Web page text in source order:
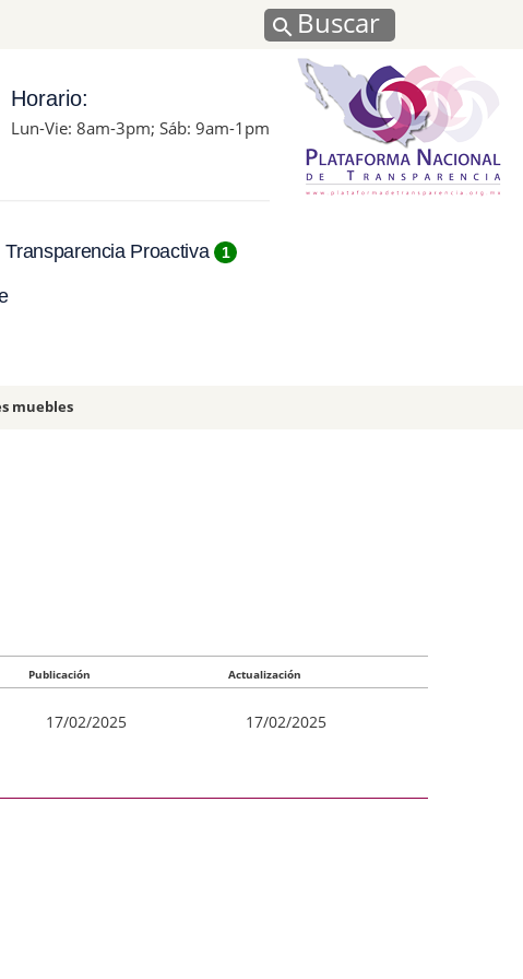
Buscar
Horario:
Lun-Vie: 8am-3pm; Sáb: 9am-1pm
Transparencia Proactiva 1
muebles
Publicación Actualización
17/02/2025 17/02/2025